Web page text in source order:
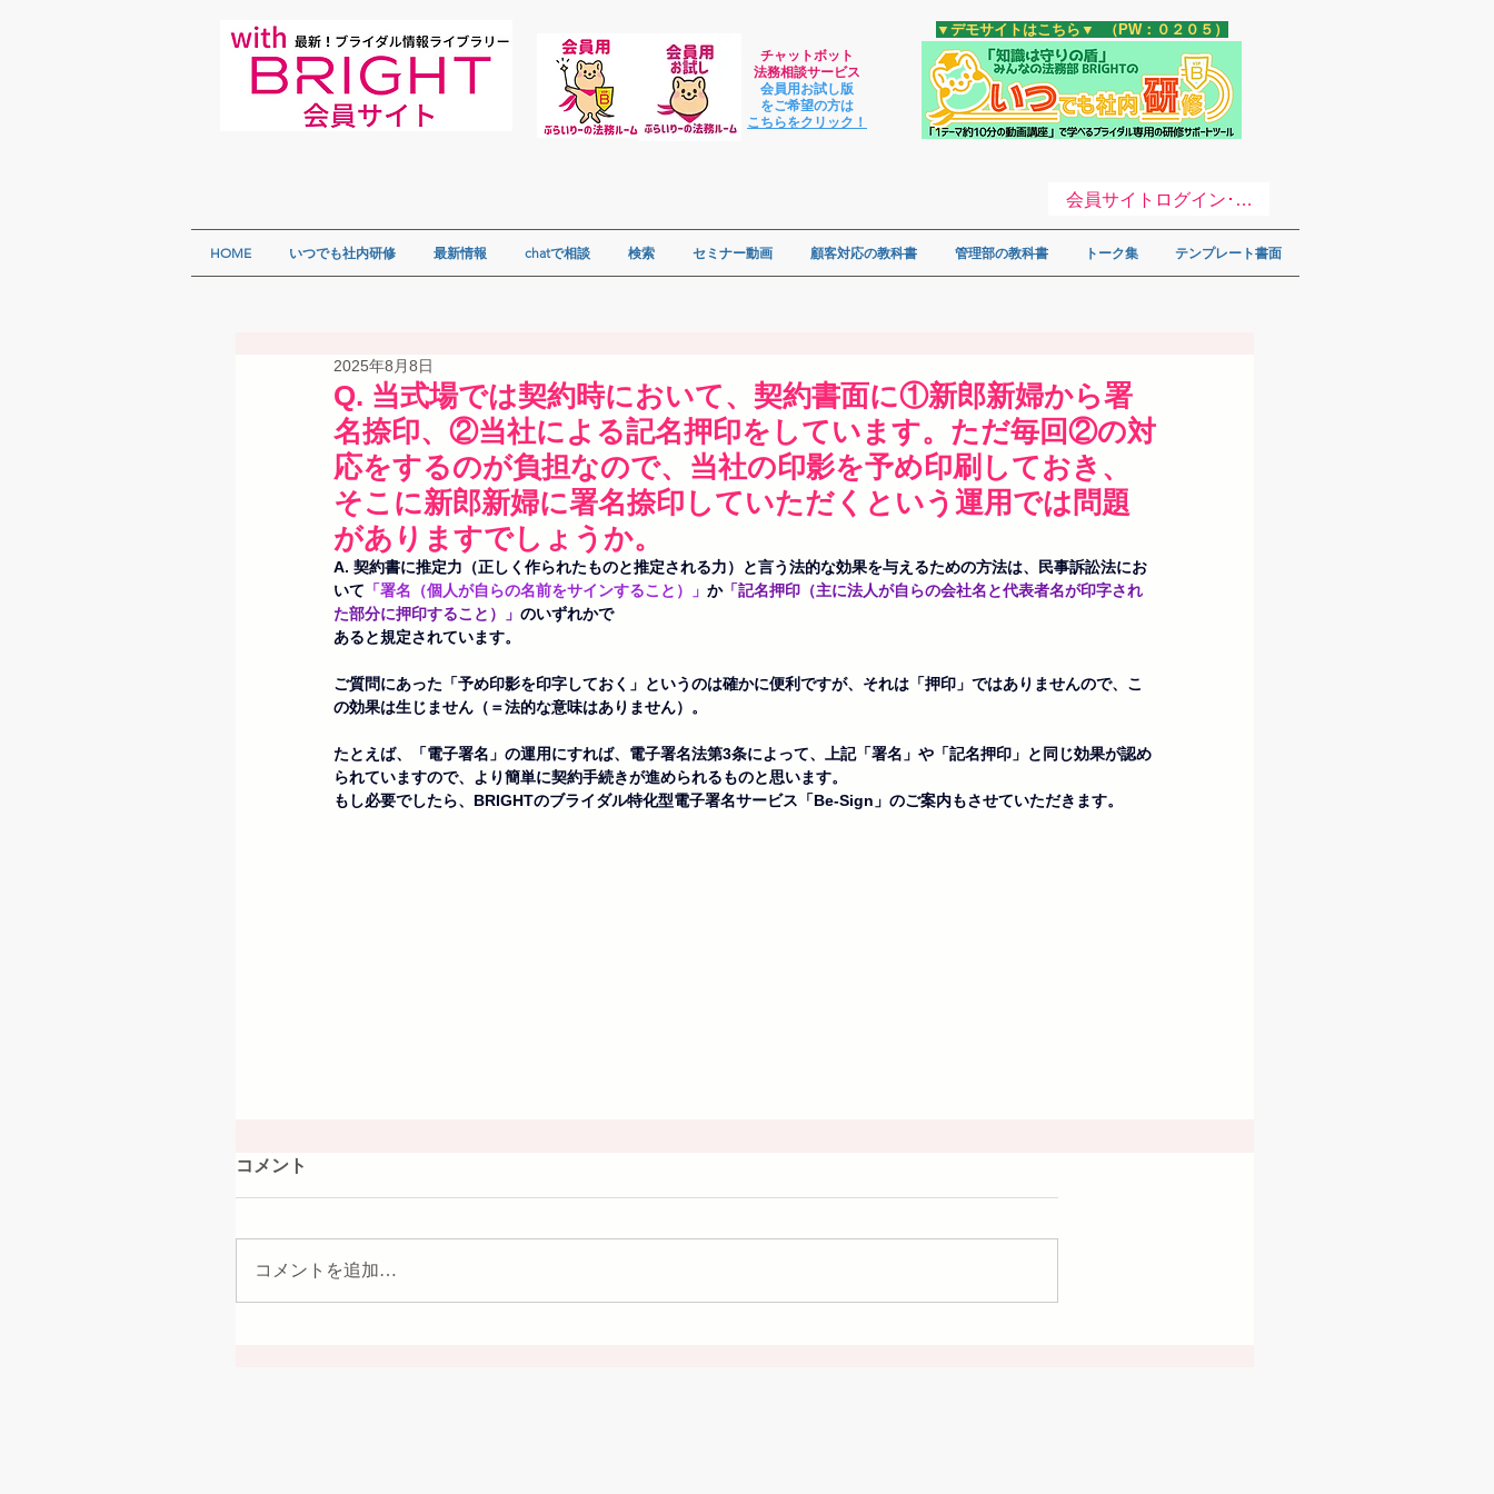
チャットボット
法務相談サービス
会員用お試し版
をご希望の方は
​こちらをクリック！
​▼デモサイトはこちら▼ （PW：０２０５）
HOME いつでも社内研修 最新情報 chatで相談 検索 セミナー動画 顧客対応の教科書 管理部の教科書 トーク集 テンプレート書面
Q. 当式場では契約時において、契約書面に①新郎新婦から署
名捺印、②当社による記名押印をしています。ただ毎回②の対
応をするのが負担なので、当社の印影を予め印刷しておき、
そこに新郎新婦に署名捺印していただくという運用では問題
がありますでしょうか。
2025年8月8日
A. 契約書に推定力（正しく作られたものと推定される力）と言う法的な効果を与えるための方法は、民事訴訟法にお
いて 「署名（個人が自らの名前をサインすること）」 か「記名押印（主に法人が自らの会社名と代表者名が印字され
た部分に押印すること）」 のいずれかで
あると規定されています。
ご質問にあった「予め印影を印字しておく」というのは確かに便利ですが、それは「押印」ではありませんので、こ
の効果は生じません（＝法的な意味はありません）。
たとえば、「電子署名」の運用にすれば、電子署名法第3条によって、上記「署名」や「記名押印」と同じ効果が認め
られていますので、より簡単に契約手続きが進められるものと思います。
もし必要でしたら、BRIGHTのブライダル特化型電子署名サービス「Be-Sign」のご案内もさせていただきます。
コメント
コメントを追加…